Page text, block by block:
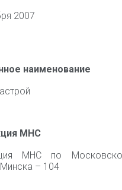
2007
наименование
МНС
МНС по
– 104